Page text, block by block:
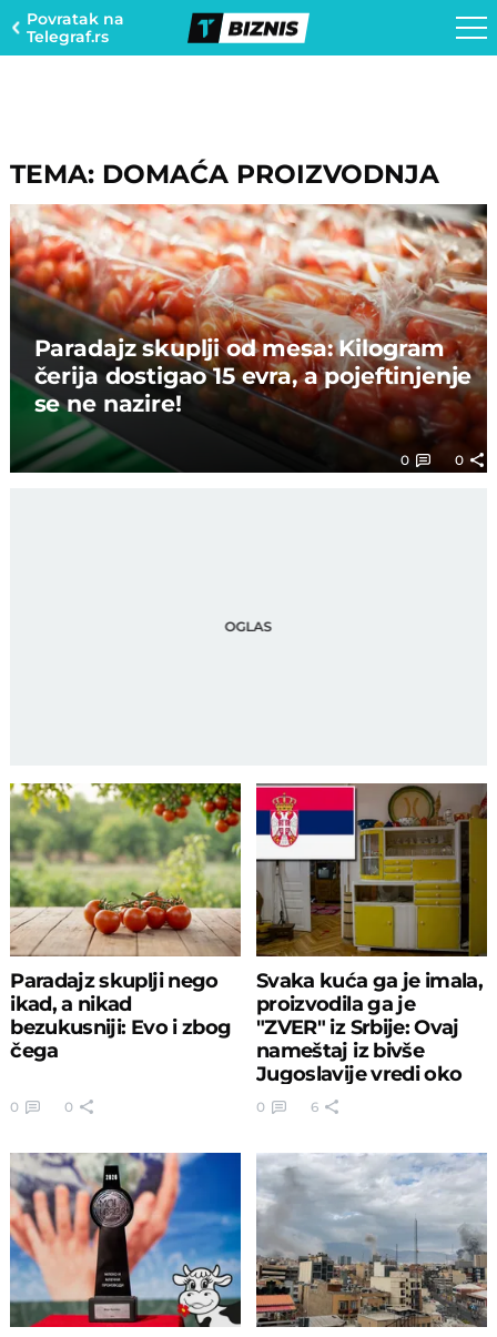
Povratak na
Telegraf.rs
TEMA: DOMAĆA PROIZVODNJA
Paradajz skuplji od mesa: Kilogram
čerija dostigao 15 evra, a pojeftinjenje
se ne nazire!
0 0
Paradajz skuplji nego
ikad, a nikad
bezukusniji: Evo i zbog
čega
0 0
Svaka kuća ga je imala,
proizvodila ga je
"ZVER" iz Srbije: Ovaj
nameštaj iz bivše
Jugoslavije vredi oko
1000€
0 6